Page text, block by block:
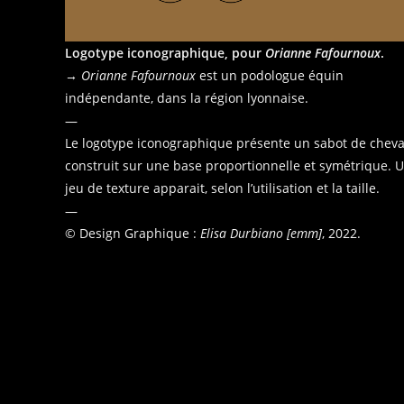
Logotype iconographique, pour Orianne Fafournoux.
→ Orianne Fafournoux est un podologue équin
indépendante, dans la région lyonnaise.
—
Le logotype iconographique présente un sabot de
construit sur une base proportionnelle et symétrique.
jeu de texture apparait, selon l’utilisation et la taille.
—
© Design Graphique : Elisa Durbiano [emm], 2022.